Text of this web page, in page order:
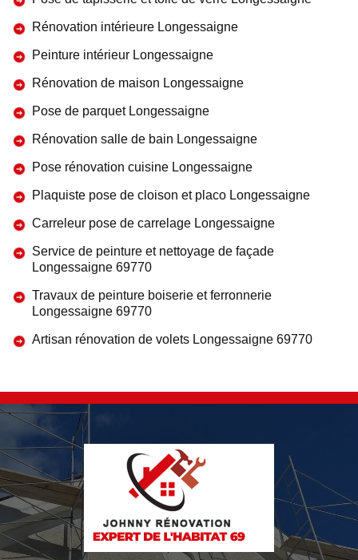
Rénovation intérieure Longessaigne
Peinture intérieur Longessaigne
Rénovation de maison Longessaigne
Pose de parquet Longessaigne
Rénovation salle de bain Longessaigne
Pose rénovation cuisine Longessaigne
Plaquiste pose de cloison et placo Longessaigne
Carreleur pose de carrelage Longessaigne
Service de peinture et nettoyage de façade
Longessaigne 69770
Travaux de peinture boiserie et ferronnerie
Longessaigne 69770
Artisan rénovation de volets Longessaigne 69770